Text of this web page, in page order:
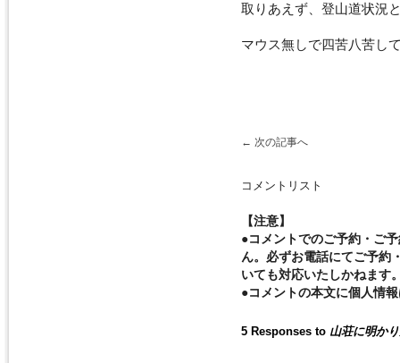
取りあえず、登山道状況
マウス無しで四苦八苦し
← 次の記事へ
コメントリスト
【注意】
●コメントでのご予約・ご
ん。必ずお電話にてご予約
いても対応いたしかねます
●コメントの本文に個人情
5 Responses to 山荘に明か